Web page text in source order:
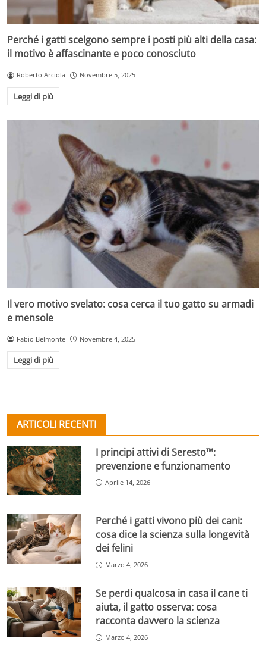
Perché i gatti scelgono sempre i posti più alti della casa:
il motivo è affascinante e poco conosciuto
Roberto Arciola Novembre 5, 2025
Leggi di più
Il vero motivo svelato: cosa cerca il tuo gatto su armadi
e mensole
Fabio Belmonte Novembre 4, 2025
Leggi di più
ARTICOLI RECENTI
I principi attivi di Seresto™:
prevenzione e funzionamento
Aprile 14, 2026
Perché i gatti vivono più dei cani:
cosa dice la scienza sulla longevità
dei felini
Marzo 4, 2026
Se perdi qualcosa in casa il cane ti
aiuta, il gatto osserva: cosa
racconta davvero la scienza
Marzo 4, 2026